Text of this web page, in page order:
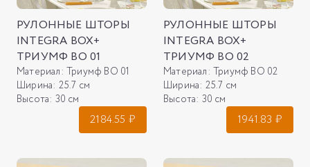
РУЛОННЫЕ ШТОРЫ
INTEGRA BOX+
ТРИУМФ ВО 01
Материал: Триумф ВО 01
Ширина: 25.7 см
Высота: 30 см
2184.55 ₽
РУЛОННЫЕ ШТОРЫ
INTEGRA BOX+
ТРИУМФ ВО 02
Материал: Триумф ВО 02
Ширина: 25.7 см
Высота: 30 см
1941.83 ₽